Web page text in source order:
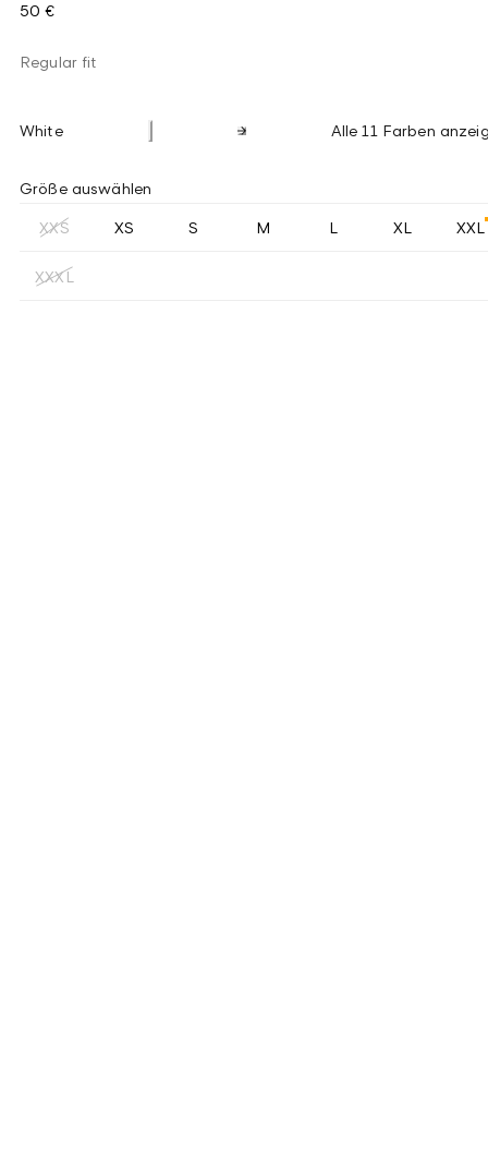
50 €
Regular fit
White Alle 11 Farben
Größe auswählen
XXS XS S M L XL XXL
XXXL